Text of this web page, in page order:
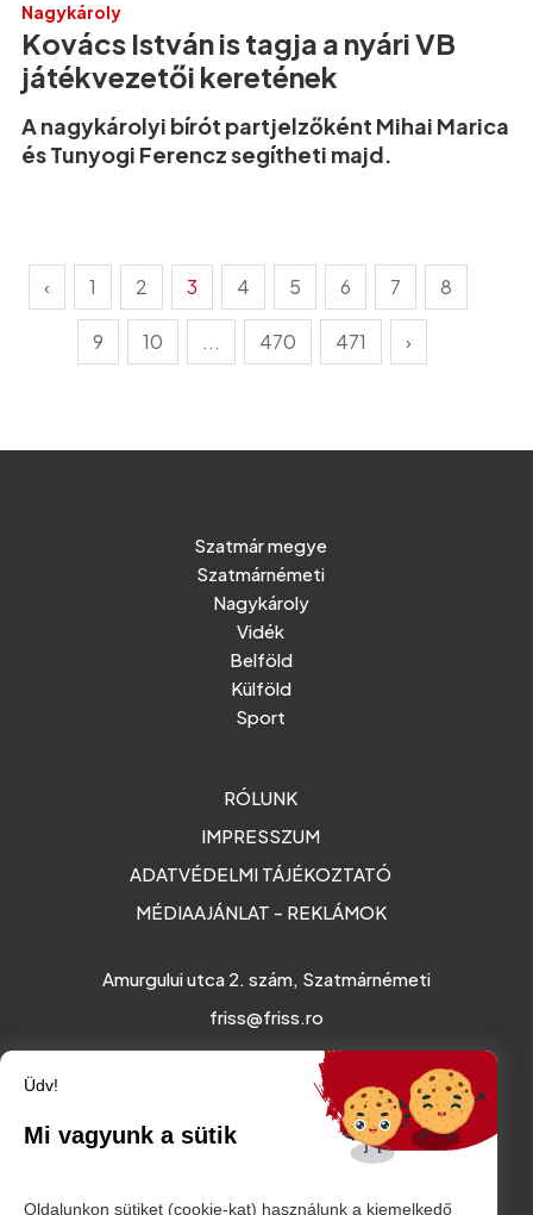
Nagykároly
Kovács István is tagja a nyári VB
játékvezetői keretének
A nagykárolyi bírót partjelzőként Mihai Marica
és Tunyogi Ferencz segítheti majd.
‹ 1 2 3 4 5 6 7 8
9 10 ... 470 471 ›
Szatmár megye
Szatmárnémeti
Nagykároly
Vidék
Belföld
Külföld
Sport
RÓLUNK
IMPRESSZUM
ADATVÉDELMI TÁJÉKOZTATÓ
MÉDIAAJÁNLAT - REKLÁMOK
Amurgului utca 2. szám, Szatmárnémeti
friss@friss.ro
Üdv!
Mi vagyunk a sütik
Oldalunkon sütiket (cookie-kat) használunk a kiemelkedő